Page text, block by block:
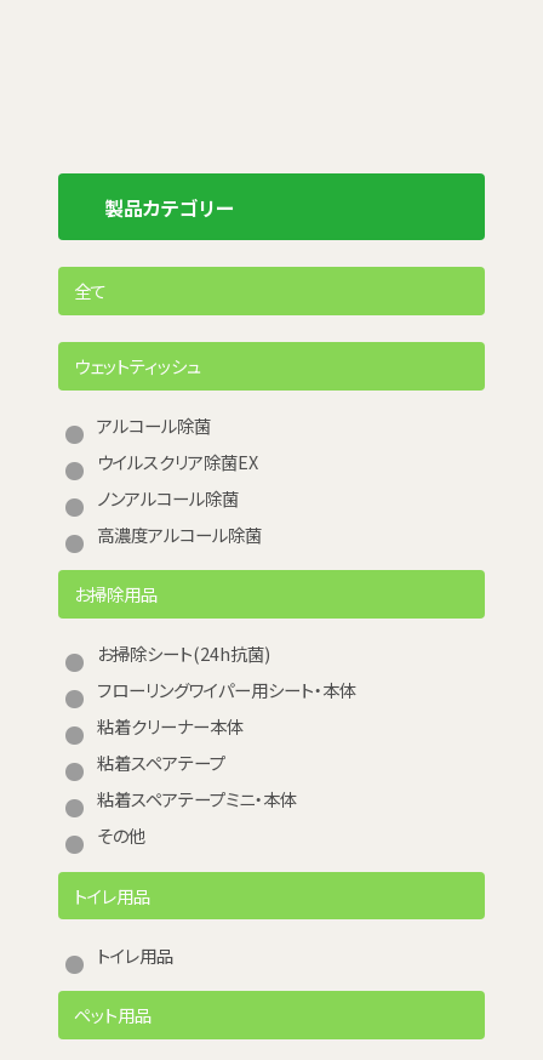
製品カテゴリー
全て
ウェットティッシュ
アルコール除菌
ウイルスクリア除菌EX
ノンアルコール除菌
高濃度アルコール除菌
お掃除用品
お掃除シート(24h抗菌)
フローリングワイパー用シート・本体
粘着クリーナー本体
粘着スペアテープ
粘着スペアテープミニ・本体
その他
トイレ用品
トイレ用品
ペット用品